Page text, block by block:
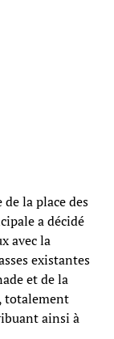
la place des
a décidé
avec la
existantes
et de la
totalement
ainsi à